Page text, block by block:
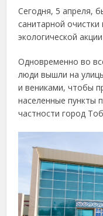
Сегодня, 5 апреля,
санитарной очистки
экологической
Одновременно во
люди вышли на
и вениками, чтобы
населенные пункты
частности город